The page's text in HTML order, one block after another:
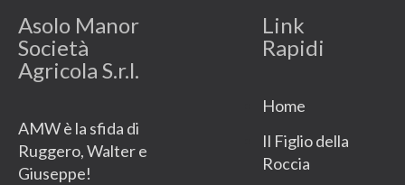
Asolo Manor
Società
Agricola S.r.l.
AMW è la sfida di
Ruggero, Walter e
Giuseppe!
Link
Rapidi
Home
Il Figlio della
Roccia